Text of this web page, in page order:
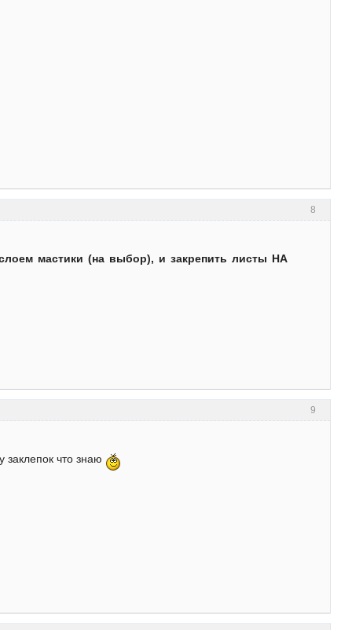
8
мастики (на выбор), и закрепить листы НА
9
заклепок что знаю